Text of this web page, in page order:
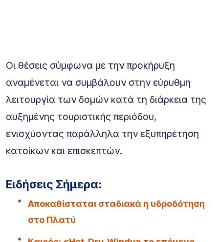
Οι θέσεις σύμφωνα με την προκήρυξη
αναμένεται να συμβάλουν στην εύρυθμη
λειτουργία των δομών κατά τη διάρκεια της
αυξημένης τουριστικής περιόδου,
ενισχύοντας παράλληλα την εξυπηρέτηση
κατοίκων και επισκεπτών.
Ειδήσεις Σήμερα:
Αποκαθίσταται σταδιακά η υδροδότηση
στο Πλατύ